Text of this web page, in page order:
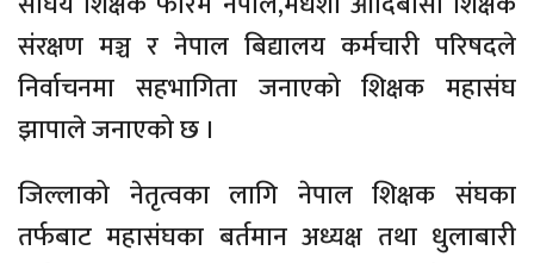
संरक्षण मञ्च र नेपाल बिद्यालय कर्मचारी परिषदले
निर्वाचनमा सहभागिता जनाएको शिक्षक महासंघ
झापाले जनाएको छ ।
जिल्लाको नेतृत्वका लागि नेपाल शिक्षक संघका
तर्फबाट महासंघका बर्तमान अध्यक्ष तथा धुलाबारी